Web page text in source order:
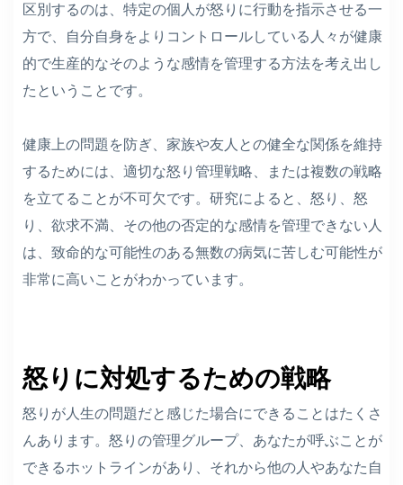
区別するのは、特定の個人が怒りに行動を指示させる一
方で、自分自身をよりコントロールしている人々が健康
的で生産的なそのような感情を管理する方法を考え出し
たということです。
健康上の問題を防ぎ、家族や友人との健全な関係を維持
するためには、適切な怒り管理戦略、または複数の戦略
を立てることが不可欠です。研究によると、怒り、怒
り、欲求不満、その他の否定的な感情を管理できない人
は、致命的な可能性のある無数の病気に苦しむ可能性が
非常に高いことがわかっています。
怒りに対処するための戦略
怒りが人生の問題だと感じた場合にできることはたくさ
んあります。怒りの管理グループ、あなたが呼ぶことが
できるホットラインがあり、それから他の人やあなた自